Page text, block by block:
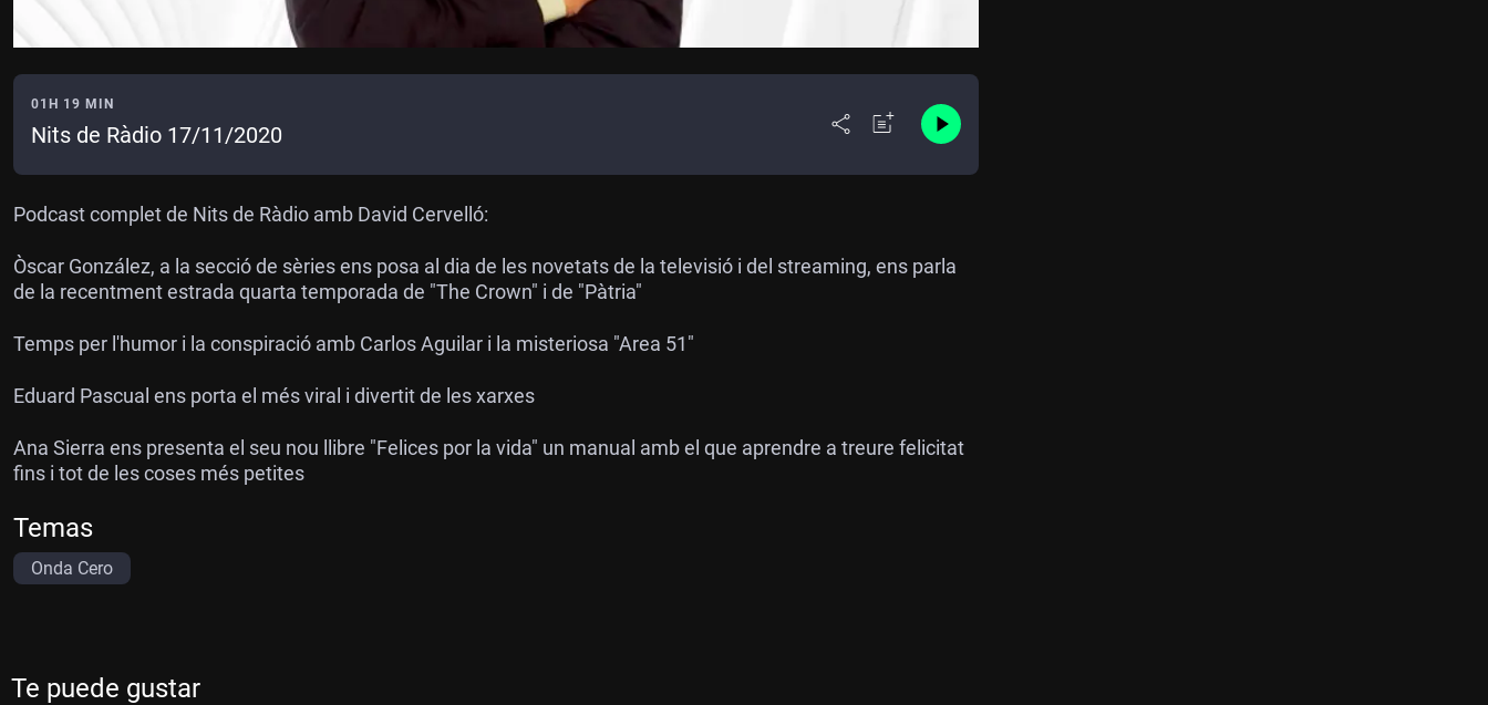
01H 19 MIN
Nits de Ràdio 17/11/2020
Podcast complet de Nits de Ràdio amb David Cervelló:
Òscar González, a la secció de sèries ens posa al dia de les novetats de la televisió i del streaming, ens parla
de la recentment estrada quarta temporada de "The Crown" i de "Pàtria"
Temps per l'humor i la conspiració amb Carlos Aguilar i la misteriosa "Area 51"
Eduard Pascual ens porta el més viral i divertit de les xarxes
Ana Sierra ens presenta el seu nou llibre "Felices por la vida" un manual amb el que aprendre a treure felicitat
fins i tot de les coses més petites
Temas
Onda Cero
Te puede gustar